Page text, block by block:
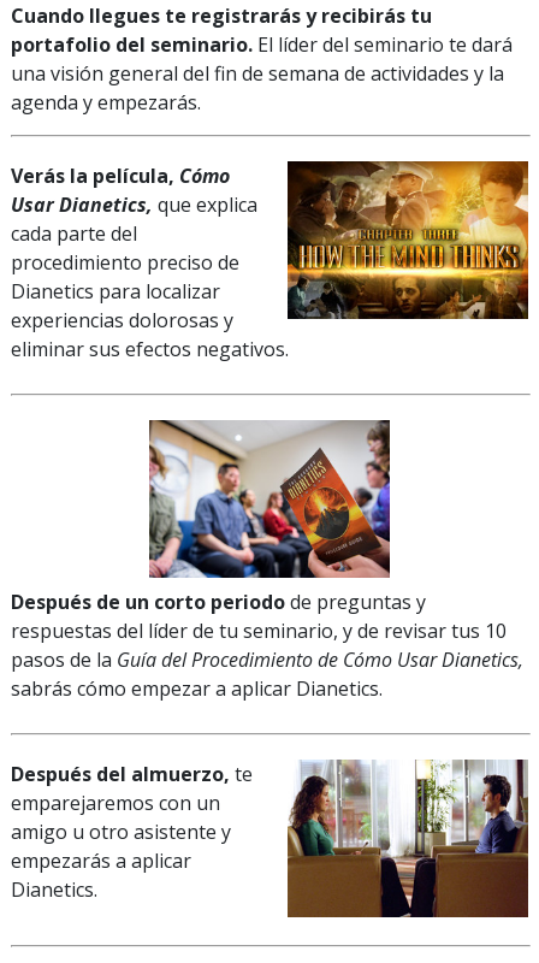
Cuando llegues te registrarás y recibirás tu
portafolio del seminario. El líder del seminario te dará
una visión general del fin de semana de actividades y la
agenda y empezarás.
Verás la película, Cómo
Usar Dianetics, que explica
cada parte del
procedimiento preciso de
Dianetics para localizar
experiencias dolorosas y
eliminar sus efectos negativos.
Después de un corto periodode preguntas y
respuestas del líder de tu seminario, y de revisar tus 10
pasos de la Guía del Procedimiento de Cómo Usar Dianetics,
sabrás cómo empezar a aplicar Dianetics.
Después del almuerzo, te
emparejaremos con un
amigo u otro asistente y
empezarás a aplicar
Dianetics.